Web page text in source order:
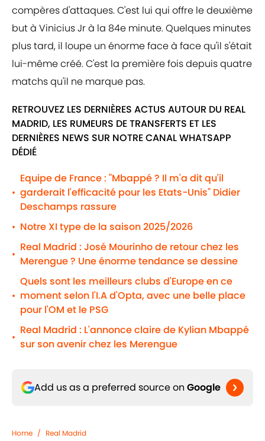
compères d'attaques. C'est lui qui offre le deuxième
but à Vinicius Jr à la 84e minute. Quelques minutes
plus tard, il loupe un énorme face à face qu'il s'était
lui-même créé. C'est la première fois depuis quatre
matchs qu'il ne marque pas.
RETROUVEZ LES DERNIÈRES ACTUS AUTOUR DU REAL
MADRID, LES RUMEURS DE TRANSFERTS ET LES
DERNIÈRES NEWS SUR NOTRE CANAL WHATSAPP
DÉDIÉ
•
Equipe de France : "Mbappé ? Il m'a dit qu'il
garderait l'efficacité pour les Etats-Unis" Didier
Deschamps rassure
• Notre XI type de la saison 2025/2026
•
Real Madrid : José Mourinho de retour chez les
Merengue ? Une énorme tendance se dessine
•
Quels sont les meilleurs clubs d'Europe en ce
moment selon l'I.A d'Opta, avec une belle place
pour l'OM et le PSG
•
Real Madrid : L'annonce claire de Kylian Mbappé
sur son avenir chez les Merengue
Add us as a preferred source on Google
Home / Real Madrid